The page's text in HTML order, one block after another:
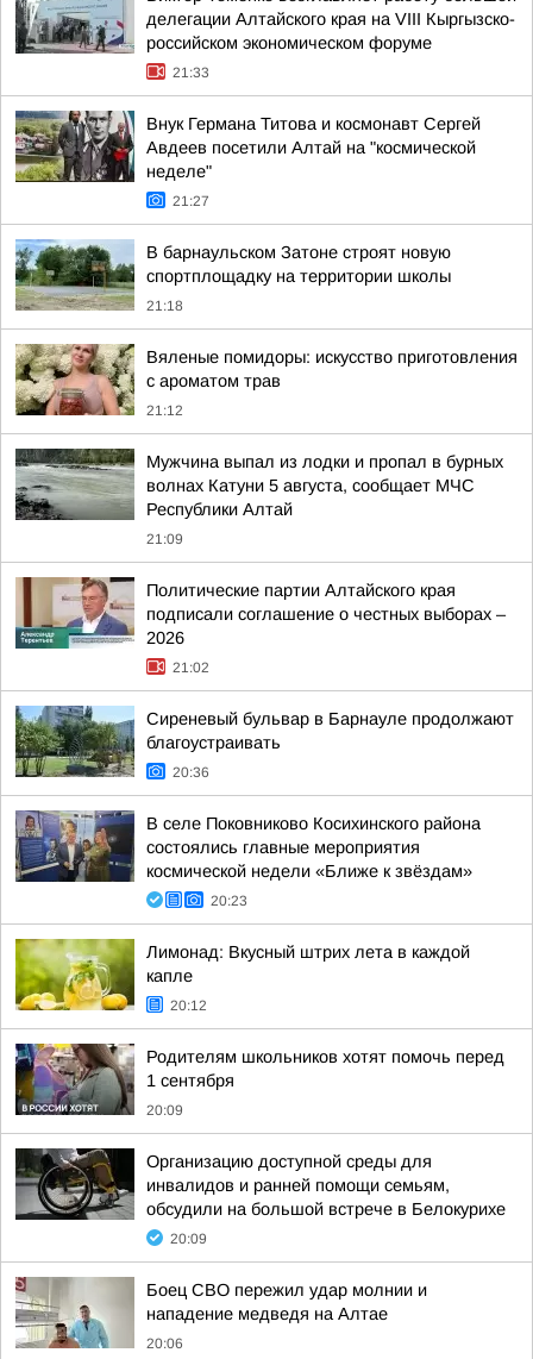
делегации Алтайского края на VIII Кыргызско-
российском экономическом форуме
21:33
Внук Германа Титова и космонавт Сергей
Авдеев посетили Алтай на "космической
неделе"
21:27
В барнаульском Затоне строят новую
спортплощадку на территории школы
21:18
Вяленые помидоры: искусство приготовления
с ароматом трав
21:12
Мужчина выпал из лодки и пропал в бурных
волнах Катуни 5 августа, сообщает МЧС
Республики Алтай
21:09
Политические партии Алтайского края
подписали соглашение о честных выборах –
2026
21:02
Сиреневый бульвар в Барнауле продолжают
благоустраивать
20:36
В селе Поковниково Косихинского района
состоялись главные мероприятия
космической недели «Ближе к звёздам»
20:23
Лимонад: Вкусный штрих лета в каждой
капле
20:12
Родителям школьников хотят помочь перед
1 сентября
20:09
Организацию доступной среды для
инвалидов и ранней помощи семьям,
обсудили на большой встрече в Белокурихе
20:09
Боец СВО пережил удар молнии и
нападение медведя на Алтае
20:06